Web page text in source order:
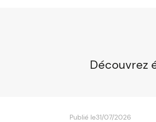
Découvrez
Publié le31/07/2026